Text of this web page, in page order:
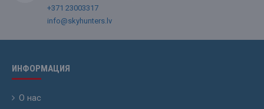
+371 23003317
info@skyhunters.lv
ИНФОРМАЦИЯ
О нас